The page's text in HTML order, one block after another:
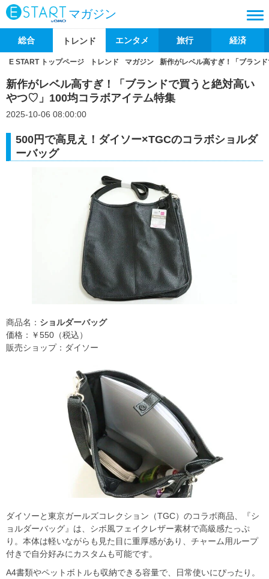
マガジン
総合 トレンド エンタメ 旅行 経済
E START トップページ トレンド マガジン 新作がレベル高すぎ！「ブラン
新作がレベル高すぎ！「ブランドで買うと絶対高い
やつ♡」100均コラボアイテム特集
2025-10-06 08:00:00
500円で高見え！ダイソー×TGCのコラボショルダ
ーバッグ
商品名： ショルダーバッグ
価格：￥550（税込）
販売ショップ：ダイソー
ダイソーと東京ガールズコレクション（TGC）のコラボ商品、『シ
ョルダーバッグ』は、シボ風フェイクレザー素材で高級感たっぷ
り。本体は軽いながらも見た目に重厚感があり、チャーム用ループ
付きで自分好みにカスタムも可能です。
A4書類やペットボトルも収納できる容量で、日常使いにぴったり。